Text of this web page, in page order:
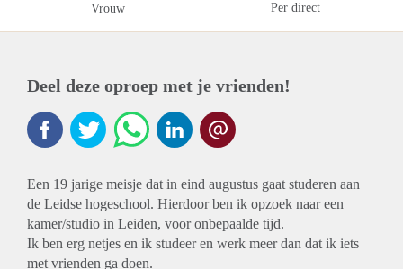
Vrouw Per direct
Deel deze oproep met je vrienden!
Een 19 jarige meisje dat in eind augustus gaat studeren aan
de Leidse hogeschool. Hierdoor ben ik opzoek naar een
kamer/studio in Leiden, voor onbepaalde tijd.
Ik ben erg netjes en ik studeer en werk meer dan dat ik iets
met vrienden ga doen.